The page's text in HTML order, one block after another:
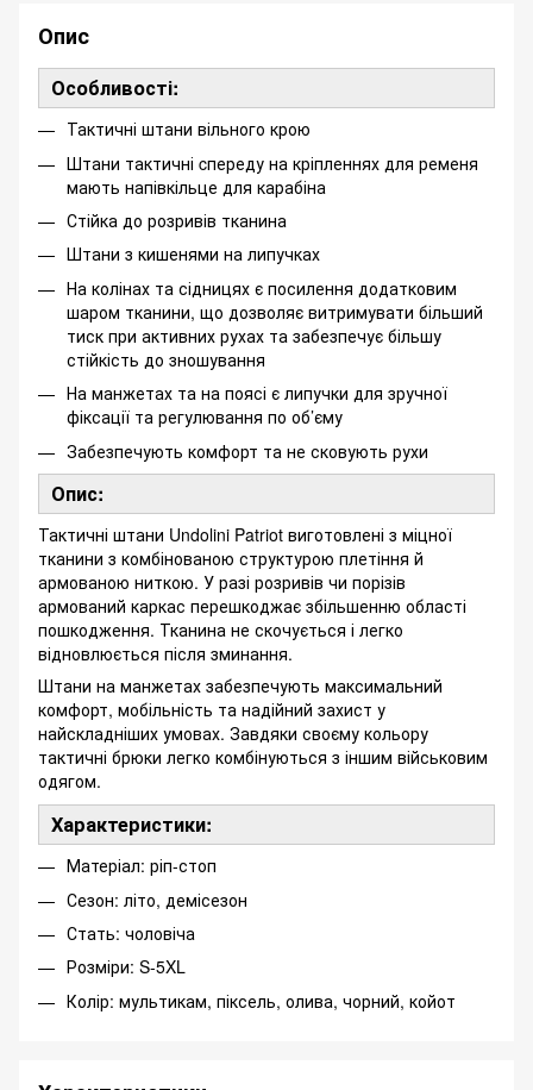
Опис
Особливості:
Тактичні штани вільного крою
Штани тактичні cпереду на кріпленнях для ременя
мають напівкільце для карабіна
Стійка до розривів тканина
Штани з кишенями на липучках
На колінах та сідницях є посилення додатковим
шаром тканини, що дозволяє витримувати більший
тиск при активних рухах та забезпечує більшу
стійкість до зношування
На манжетах та на поясі є липучки для зручної
фіксації та регулювання по об’єму
Забезпечують комфорт та не сковують рухи
Опис:
Тактичні штани Undolini Patriot виготовлені з міцної
тканини з комбінованою структурою плетіння й
армованою ниткою. У разі розривів чи порізів
армований каркас перешкоджає збільшенню області
пошкодження. Тканина не скочується і легко
відновлюється після зминання.
Штани на манжетах забезпечують максимальний
комфорт, мобільність та надійний захист у
найскладніших умовах. Завдяки своєму кольору
тактичні брюки легко комбінуються з іншим військовим
одягом.
Характеристики:
Матеріал: ріп-стоп
Сезон: літо, демісезон
Стать: чоловіча
Розміри: S-5XL
Колір: мультикам, піксель, олива, чорний, койот